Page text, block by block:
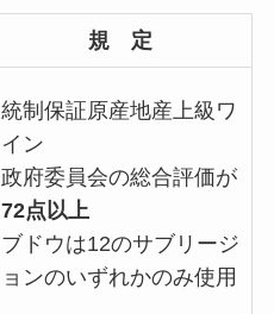
規 定
統制保証原産地産上級ワ
イン
政府委員会の総合評価が
72点以上
ブドウは12のサブリージ
ョンのいずれかのみ使用